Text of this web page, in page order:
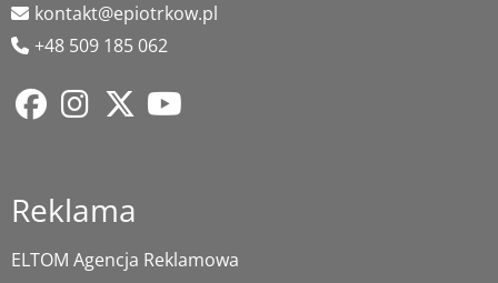
kontakt@epiotrkow.pl
+48 509 185 062
Reklama
ELTOM Agencja Reklamowa